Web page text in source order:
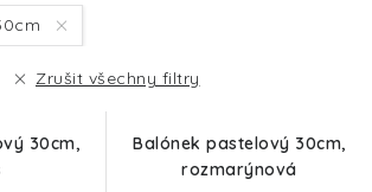
Zrušit všechny filtry
30cm,
Balónek pastelový 30cm,
rozmarýnová